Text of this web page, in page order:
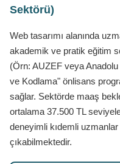
Sektörü)
Web tasarımı alanında
akademik ve pratik eğitim
(Örn: AUZEF veya Anadolu
ve Kodlama" önlisans
sağlar. Sektörde maaş
ortalama 37.500 TL
deneyimli kıdemli
çıkabilmektedir.